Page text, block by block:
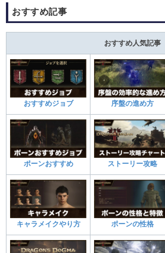
おすすめ記事
おすすめ人気記事
おすすめジョブ 序盤の進め方
ポーンおすすめ ストーリー攻略
キャラメイクやり方 ポーンの性格